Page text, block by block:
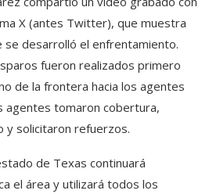
X (antes Twitter), que muestra
se desarrolló el enfrentamiento.
fueron realizados primero
de la frontera hacia los agentes
agentes tomaron cobertura,
y solicitaron refuerzos.
de Texas continuará
el área y utilizará todos los